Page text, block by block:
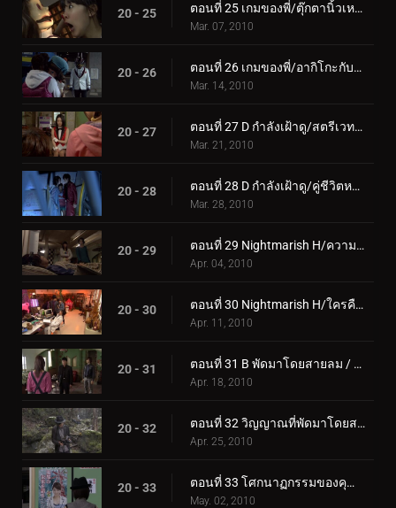
20 - 25 ตอนที่ 25 เกมของพี่/ตุ๊กตานิ้วเหนียว
Mar. 07, 2010
20 - 26 ตอนที่ 26 เกมของพี่/อากิโกะกับการวิ่งหนี
Mar. 14, 2010
20 - 27 ตอนที่ 27 D กำลังเฝ้าดู/สตรีเวทมนตร์ที่มองไม่เห็น
Mar. 21, 2010
20 - 28 ตอนที่ 28 D กำลังเฝ้าดู/คู่ชีวิตหรือความตายสูงสุด
Mar. 28, 2010
20 - 29 ตอนที่ 29 Nightmarish H/ความหดหู่ของเจ้าหญิงนิทรา
Apr. 04, 2010
20 - 30 ตอนที่ 30 Nightmarish H/ใครคือเจ้าชาย?
Apr. 11, 2010
20 - 31 ตอนที่ 31 B พัดมาโดยสายลม / เพื่อไล่ตามสัตว์ร้าย
Apr. 18, 2010
20 - 32 ตอนที่ 32 วิญญาณที่พัดมาโดยสายลม/ขณะนี้ ท่ามกลางรัศมีอันเจิดจ้า
Apr. 25, 2010
20 - 33 ตอนที่ 33 โศกนาฏกรรมของคุณ/ผู้หญิงที่ตามหาวันวาน
May. 02, 2010